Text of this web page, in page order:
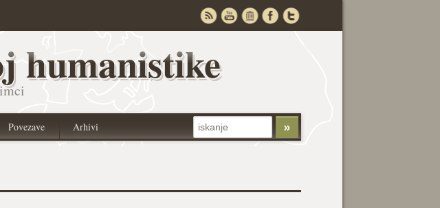
humanistike
Povezave Arhivi